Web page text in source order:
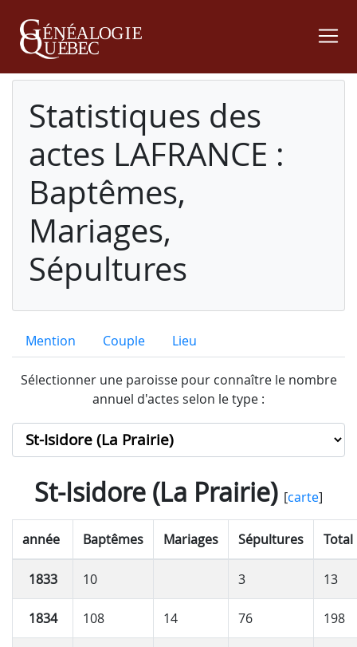
Statistiques des
actes LAFRANCE :
Baptêmes,
Mariages,
Sépultures
Mention Couple Lieu
Sélectionner une paroisse pour connaître le nombre
annuel d'actes selon le type :
St-Isidore (La Prairie)[carte]
année Baptêmes Mariages Sépultures Total
1833 10 3 13
1834 108 14 76 198